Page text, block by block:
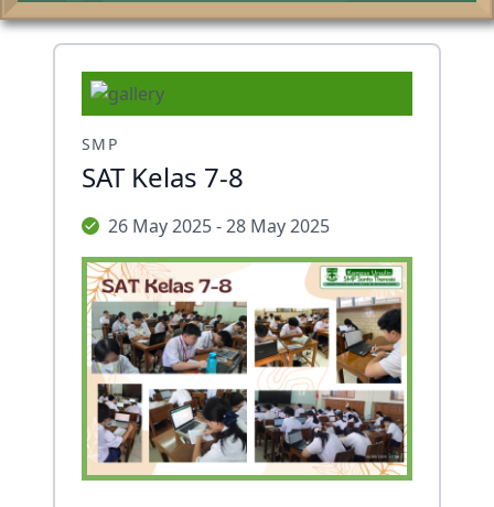
SMP
SAT Kelas 7-8
26 May 2025 - 28 May 2025